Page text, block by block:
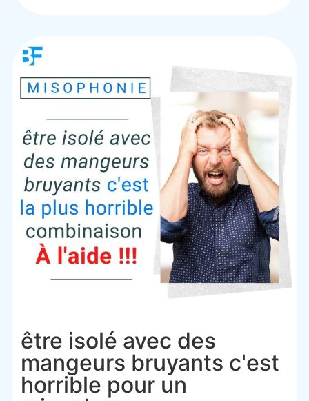
être isolé avec des
mangeurs bruyants c'est
horrible pour un